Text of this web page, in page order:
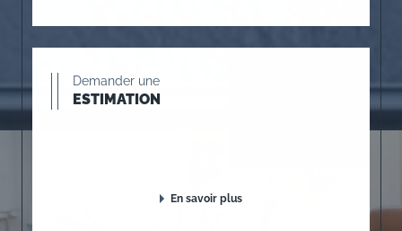
Demander une
ESTIMATION
En savoir plus